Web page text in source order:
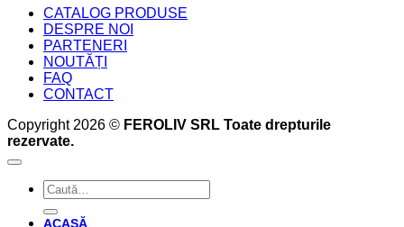
CATALOG PRODUSE
DESPRE NOI
PARTENERI
NOUTĂȚI
FAQ
CONTACT
Copyright 2026 © FEROLIV SRL Toate drepturile
rezervate.
Caută
după:
ACASĂ